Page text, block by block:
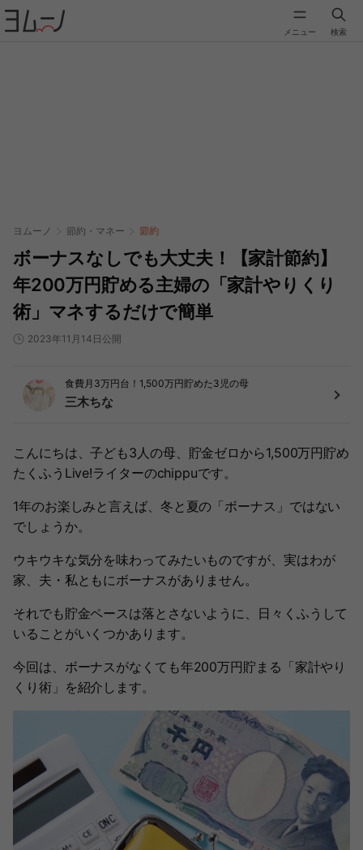
メニュー 検索
ヨムーノ 節約・マネー 節約
ボーナスなしでも大丈夫！【家計節約】
年200万円貯める主婦の「家計やりくり
術」マネするだけで簡単
2023年11月14日公開
食費月3万円台！1,500万円貯めた3児の母
三木ちな
こんにちは、子ども3人の母、貯金ゼロから1,500万円貯め
たくふうLive!ライターのchippuです。
1年のお楽しみと言えば、冬と夏の「ボーナス」ではない
でしょうか。
ウキウキな気分を味わってみたいものですが、実はわが
家、夫・私ともにボーナスがありません。
それでも貯金ペースは落とさないように、日々くふうして
いることがいくつかあります。
今回は、ボーナスがなくても年200万円貯まる「家計やり
くり術」を紹介します。